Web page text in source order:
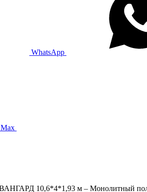
WhatsApp
Max
10,6*4*1,93 м – Монолитный